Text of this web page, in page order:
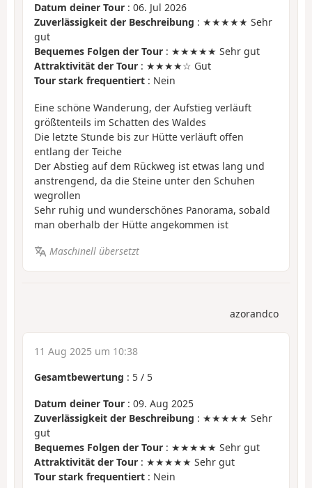
Datum deiner Tour : 06. Jul 2026
Zuverlässigkeit der Beschreibung : ★★★★★ Sehr
gut
Bequemes Folgen der Tour : ★★★★★ Sehr gut
Attraktivität der Tour : ★★★★☆ Gut
Tour stark frequentiert : Nein
Eine schöne Wanderung, der Aufstieg verläuft
größtenteils im Schatten des Waldes
Die letzte Stunde bis zur Hütte verläuft offen
entlang der Teiche
Der Abstieg auf dem Rückweg ist etwas lang und
anstrengend, da die Steine unter den Schuhen
wegrollen
Sehr ruhig und wunderschönes Panorama, sobald
man oberhalb der Hütte angekommen ist
Maschinell übersetzt
azorandco
11 Aug 2025 um 10:38
Gesamtbewertung : 5 / 5
Datum deiner Tour : 09. Aug 2025
Zuverlässigkeit der Beschreibung : ★★★★★ Sehr
gut
Bequemes Folgen der Tour : ★★★★★ Sehr gut
Attraktivität der Tour : ★★★★★ Sehr gut
Tour stark frequentiert : Nein